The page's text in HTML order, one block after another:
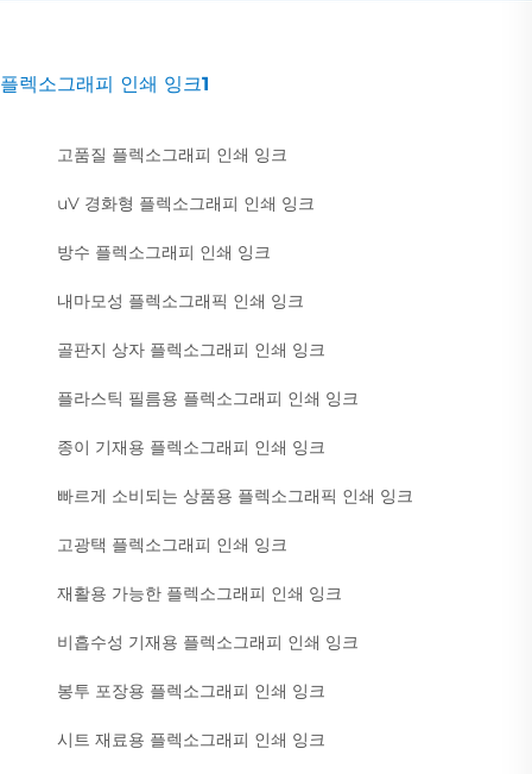
플렉소그래피 인쇄 잉크1
고품질 플렉소그래피 인쇄 잉크
uV 경화형 플렉소그래피 인쇄 잉크
방수 플렉소그래피 인쇄 잉크
내마모성 플렉소그래픽 인쇄 잉크
골판지 상자 플렉소그래피 인쇄 잉크
플라스틱 필름용 플렉소그래피 인쇄 잉크
종이 기재용 플렉소그래피 인쇄 잉크
빠르게 소비되는 상품용 플렉소그래픽 인쇄 잉크
고광택 플렉소그래피 인쇄 잉크
재활용 가능한 플렉소그래피 인쇄 잉크
비흡수성 기재용 플렉소그래피 인쇄 잉크
봉투 포장용 플렉소그래피 인쇄 잉크
시트 재료용 플렉소그래피 인쇄 잉크